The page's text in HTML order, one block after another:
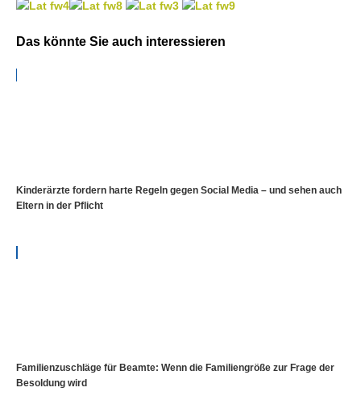
Das könnte Sie auch interessieren
Kinderärzte fordern harte Regeln gegen Social Media – und sehen auch
Eltern in der Pflicht
Familienzuschläge für Beamte: Wenn die Familiengröße zur Frage der
Besoldung wird